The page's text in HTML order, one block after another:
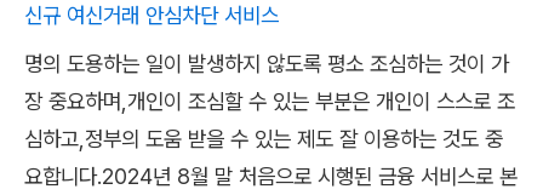
신규 여신거래 안심차단 서비스
명의 도용하는 일이 발생하지 않도록 평소 조심하는 것이 가
장 중요하며,개인이 조심할 수 있는 부분은 개인이 스스로 조
심하고,정부의 도움 받을 수 있는 제도 잘 이용하는 것도 중
요합니다.2024년 8월 말 처음으로 시행된 금융 서비스로 본